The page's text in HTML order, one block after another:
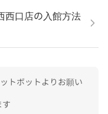
西口店の入館方法
トボットよりお願い